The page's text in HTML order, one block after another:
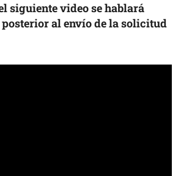
siguiente video se hablará
posterior al envío de la solicitud